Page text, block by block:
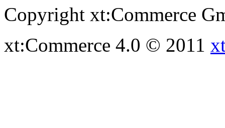
Copyright xt:Commerce
xt:Commerce 4.0 © 2011